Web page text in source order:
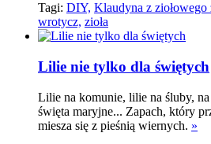
Tagi: DIY, Klaudyna z ziołowego
wrotycz, zioła
Lilie nie tylko dla świętych
Lilie na komunie, lilie na śluby,
święta maryjne... Zapach, który
miesza się z pieśnią wiernych. »